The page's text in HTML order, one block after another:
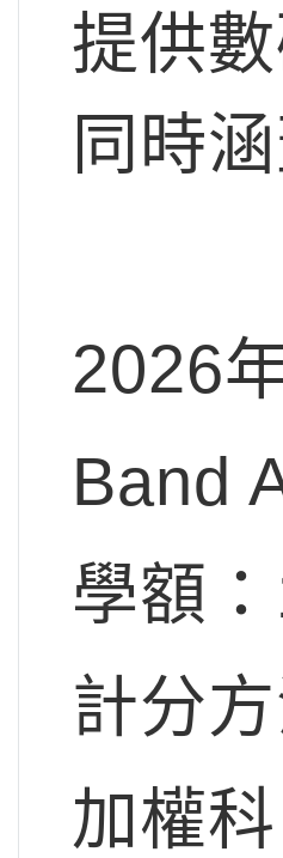
提供
同時
2026
Band
學額
計分
加權